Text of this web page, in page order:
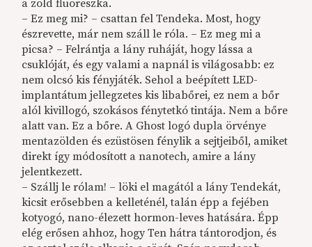
a zöld fluoreszka.
– Ez meg mi? – csattan fel Tendeka. Most, hogy
észrevette, már nem száll le róla. – Ez meg mi a
picsa? – Felrántja a lány ruháját, hogy lássa a
csuklóját, és egy valami a napnál is világosabb: ez
nem olcsó kis fényjáték. Sehol a beépített LED-
implantátum jellegzetes kis libabőrei, ez nem a bőr
alól kivillogó, szokásos fénytetkó tintája. Nem a bőre
alatt van. Ez a bőre. A Ghost logó dupla örvénye
mentazölden és ezüstösen fénylik a sejtjeiből, amiket
direkt így módosított a nanotech, amire a lány
jelentkezett.
– Szállj le rólam! – löki el magától a lány Tendekát,
kicsit erősebben a kelleténél, talán épp a fejében
kotyogó, nano-élezett hormon-leves hatására. Épp
elég erősen ahhoz, hogy Ten hátra tántorodjon, és